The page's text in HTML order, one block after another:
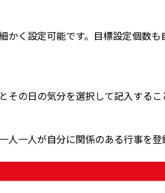
かく設定可能です。目標設定個数
の日の気分を選択して記入する
一人が自分に関係のある行事を登